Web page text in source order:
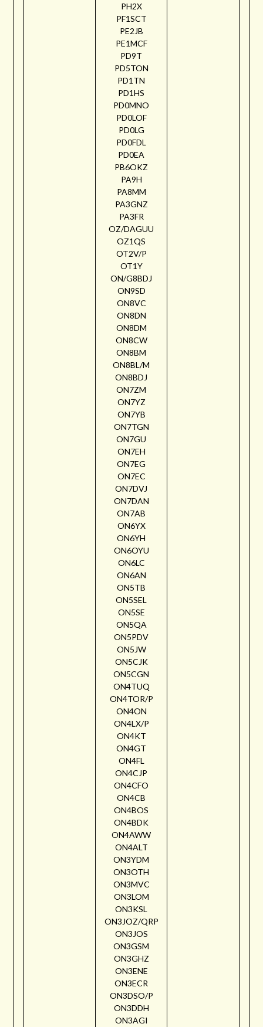
PH2X
PF1SCT
PE2JB
PE1MCF
PD9T
PD5TON
PD1TN
PD1HS
PD0MNO
PD0LOF
PD0LG
PD0FDL
PD0EA
PB6OKZ
PA9H
PA8MM
PA3GNZ
PA3FR
OZ/DAGUU
OZ1QS
OT2V/P
OT1Y
ON/G8BDJ
ON9SD
ON8VC
ON8DN
ON8DM
ON8CW
ON8BM
ON8BL/M
ON8BDJ
ON7ZM
ON7YZ
ON7YB
ON7TGN
ON7GU
ON7EH
ON7EG
ON7EC
ON7DVJ
ON7DAN
ON7AB
ON6YX
ON6YH
ON6OYU
ON6LC
ON6AN
ON5TB
ON5SEL
ON5SE
ON5QA
ON5PDV
ON5JW
ON5CJK
ON5CGN
ON4TUQ
ON4TOR/P
ON4ON
ON4LX/P
ON4KT
ON4GT
ON4FL
ON4CJP
ON4CFO
ON4CB
ON4BOS
ON4BDK
ON4AWW
ON4ALT
ON3YDM
ON3OTH
ON3MVC
ON3LOM
ON3KSL
ON3JOZ/QRP
ON3JOS
ON3GSM
ON3GHZ
ON3ENE
ON3ECR
ON3DSO/P
ON3DDH
ON3AGI